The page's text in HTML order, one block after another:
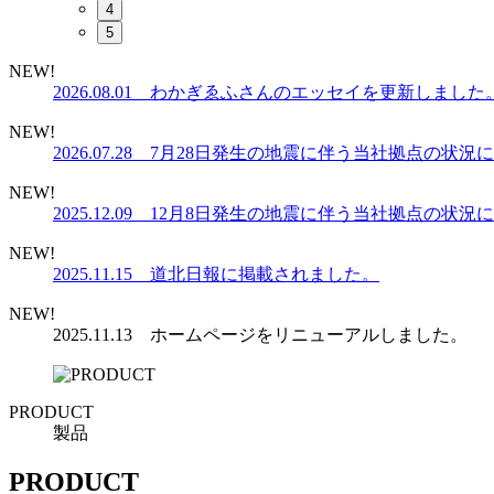
4
5
NEW!
2026.08.01 わかぎゑふさんのエッセイを更新しました。
NEW!
2026.07.28 7月28日発生の地震に伴う当社拠点の状況
NEW!
2025.12.09 12月8日発生の地震に伴う当社拠点の状況
NEW!
2025.11.15 道北日報に掲載されました。
NEW!
2025.11.13 ホームページをリニューアルしました。
PRODUCT
製品
PRODUCT